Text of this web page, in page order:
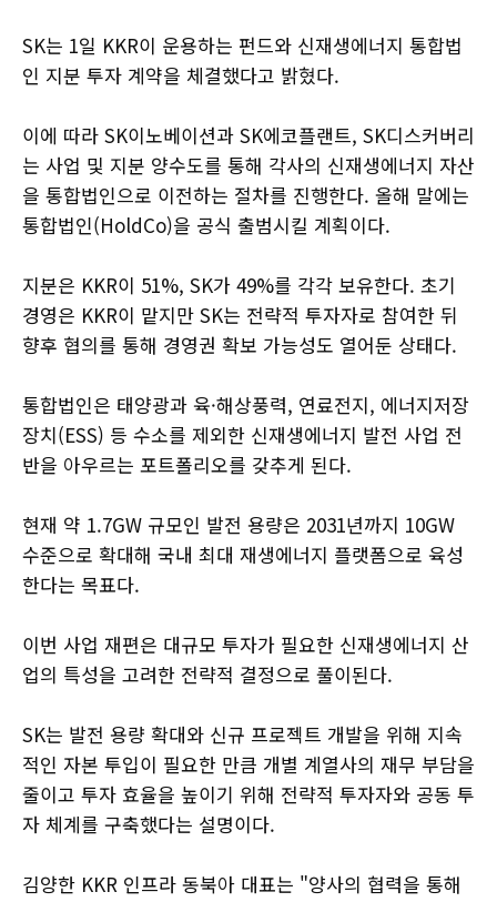
SK는 1일 KKR이 운용하는 펀드와 신재생에너지 통합법
인 지분 투자 계약을 체결했다고 밝혔다.
이에 따라 SK이노베이션과 SK에코플랜트, SK디스커버리
는 사업 및 지분 양수도를 통해 각사의 신재생에너지 자산
을 통합법인으로 이전하는 절차를 진행한다. 올해 말에는
통합법인(HoldCo)을 공식 출범시킬 계획이다.
지분은 KKR이 51%, SK가 49%를 각각 보유한다. 초기
경영은 KKR이 맡지만 SK는 전략적 투자자로 참여한 뒤
향후 협의를 통해 경영권 확보 가능성도 열어둔 상태다.
통합법인은 태양광과 육·해상풍력, 연료전지, 에너지저장
장치(ESS) 등 수소를 제외한 신재생에너지 발전 사업 전
반을 아우르는 포트폴리오를 갖추게 된다.
현재 약 1.7GW 규모인 발전 용량은 2031년까지 10GW
수준으로 확대해 국내 최대 재생에너지 플랫폼으로 육성
한다는 목표다.
이번 사업 재편은 대규모 투자가 필요한 신재생에너지 산
업의 특성을 고려한 전략적 결정으로 풀이된다.
SK는 발전 용량 확대와 신규 프로젝트 개발을 위해 지속
적인 자본 투입이 필요한 만큼 개별 계열사의 재무 부담을
줄이고 투자 효율을 높이기 위해 전략적 투자자와 공동 투
자 체계를 구축했다는 설명이다.
김양한 KKR 인프라 동북아 대표는 "양사의 협력을 통해